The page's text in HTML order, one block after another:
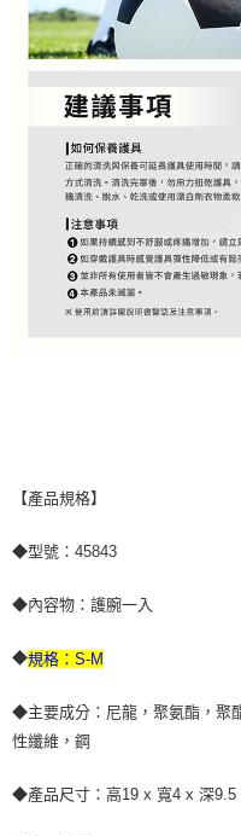
【產品規格】
◆型號：45843
◆內容物：護腕一入
◆規格：S-M
◆主要成分：尼龍，聚氨酯，聚
性纖維，鋼
◆產品尺寸：高19 x 寬4 x 深9.5